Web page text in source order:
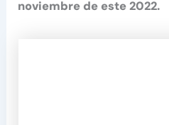
noviembre de este 2022.